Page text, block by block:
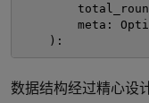
meta:
):
数据结构经过精心设